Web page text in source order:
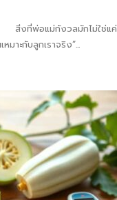
สิ่งที่พ่อแม่กังวลมักไม่ใช่แค่
มาะกับลูกเราจริง”...